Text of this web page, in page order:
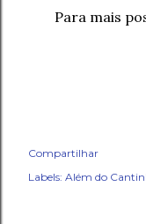
Para mais
Compartilhar
Labels: Além do